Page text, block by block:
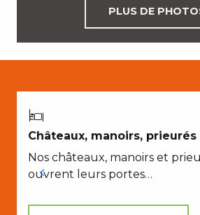
PLUS DE
Châteaux, manoirs,
Nos châteaux, manoirs et
ouvrent leurs portes…